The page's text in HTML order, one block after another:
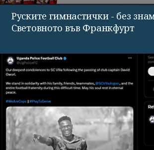
Руските гимнастички - без
Световното във Франкфурт